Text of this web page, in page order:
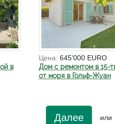
в
Цена: 645'000 EURO
Дом с ремонтом в 15-
от моря в Гольф-Жуан
Далее или